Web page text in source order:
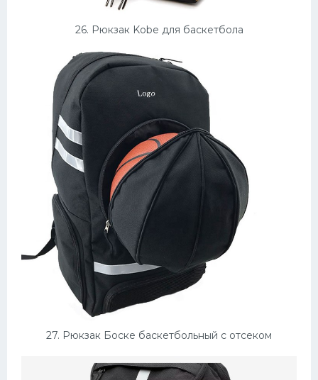
26. Рюкзак Kobe для баскетбола
27. Рюкзак Боске баскетбольный с отсеком